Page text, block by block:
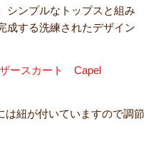
シンプルなトップスと組み
成する洗練されたデザイン
ザースカート Capel
は紐が付いていますので調節